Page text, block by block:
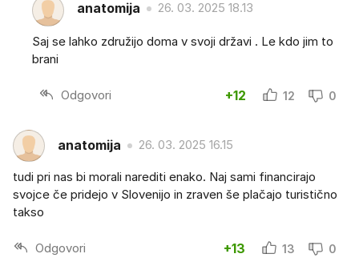
anatomija 26. 03. 2025 18.13
Saj se lahko združijo doma v svoji državi . Le kdo jim to
brani
Odgovori +12 12 0
anatomija 26. 03. 2025 16.15
tudi pri nas bi morali narediti enako. Naj sami financirajo
svojce če pridejo v Slovenijo in zraven še plačajo turistično
takso
Odgovori +13 13 0